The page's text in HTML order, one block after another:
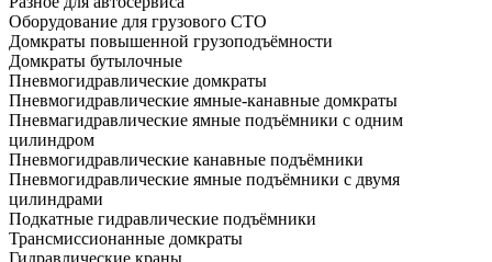
Оборудование для грузового СТО
Домкраты повышенной грузоподъёмности
Домкраты бутылочные
Пневмогидравлические домкраты
Пневмогидравлические ямные-канавные домкраты
Пневмагидравлические ямные подъёмники с одним
цилиндром
Пневмогидравлические канавные подъёмники
Пневмогидравлические ямные подъёмники с двумя
цилиндрами
Подкатные гидравлические подъёмники
Трансмиссионанные домкраты
Гидравлические краны